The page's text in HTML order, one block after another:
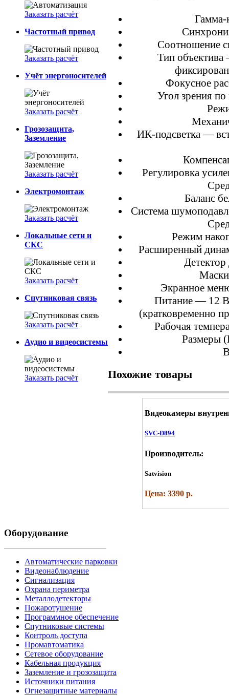
Заказать расчёт
Частотный привод
Заказать расчёт
Учёт энергоносителей
Заказать расчёт
Грозозащита,
Заземление
Заказать расчёт
Электромонтаж
Заказать расчёт
Локальные сети и
СКС
Заказать расчёт
Спутниковая связь
Заказать расчёт
Аудио и видеосистемы
Заказать расчёт
Соотношение
Тип
Фокусное
Угол зрения
ИК-подсветка —
Регулировка
Баланс
Система
Режим
Расширенный
Экранное
Питание — 12
(кратковременно
Рабочая
Размеры
Похожие товары
Видеокамеры
SVC-D894
Производитель:
Satvision
Цена: 3390 р.
Оборудование
Автоматические парковки
Видеонаблюдение
Сигнализация
Охрана периметра
Металлодетекторы
Пожаротушение
Программное обеспечение
Спутниковые системы
Контроль доступа
Промавтоматика
Сетевое оборудование
Кабельная продукция
Заземление и грозозащита
Источники питания
Огнезащитные материалы